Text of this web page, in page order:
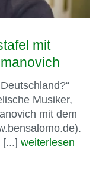
mit
Musiker,
mit dem
[...] weiterlesen